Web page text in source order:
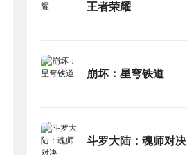
王者荣耀
崩坏：星穹铁道
斗罗大陆：魂师对决